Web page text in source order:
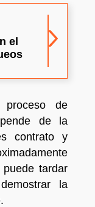
el
de
de la
contrato y
tardar
la